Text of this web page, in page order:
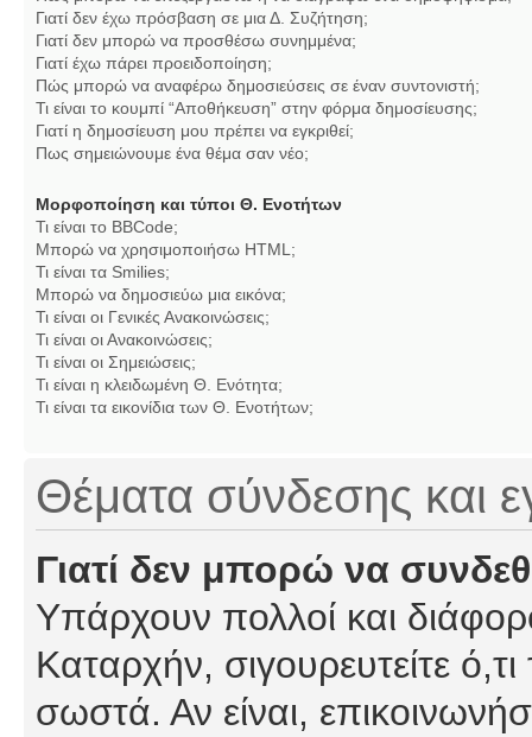
Γιατί δεν έχω πρόσβαση σε μια Δ. Συζήτηση;
Γιατί δεν μπορώ να προσθέσω συνημμένα;
Γιατί έχω πάρει προειδοποίηση;
Πώς μπορώ να αναφέρω δημοσιεύσεις σε έναν συντονιστή;
Τι είναι το κουμπί “Αποθήκευση” στην φόρμα δημοσίευσης;
Γιατί η δημοσίευση μου πρέπει να εγκριθεί;
Πως σημειώνουμε ένα θέμα σαν νέο;
Μορφοποίηση και τύποι Θ. Ενοτήτων
Τι είναι το BBCode;
Μπορώ να χρησιμοποιήσω HTML;
Τι είναι τα Smilies;
Μπορώ να δημοσιεύω μια εικόνα;
Τι είναι οι Γενικές Ανακοινώσεις;
Τι είναι οι Ανακοινώσεις;
Τι είναι οι Σημειώσεις;
Τι είναι η κλειδωμένη Θ. Ενότητα;
Τι είναι τα εικονίδια των Θ. Ενοτήτων;
Θέματα σύνδεσης και
Γιατί δεν μπορώ να
Υπάρχουν πολλοί και
Καταρχήν, σιγουρευτείτε
σωστά. Αν είναι,